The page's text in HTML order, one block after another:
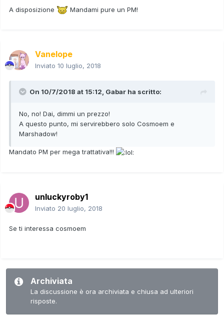
A disposizione Mandami pure un PM!
Vanelope
Inviato 10 luglio, 2018
On 10/7/2018 at 15:12, Gabar ha scritto:
No, no! Dai, dimmi un prezzo!
A questo punto, mi servirebbero solo Cosmoem e
Marshadow!
Mandato PM per mega trattativa!!!
unluckyroby1
Inviato 20 luglio, 2018
Se ti interessa cosmoem
Archiviata
La discussione è ora archiviata e chiusa ad ulteriori
risposte.